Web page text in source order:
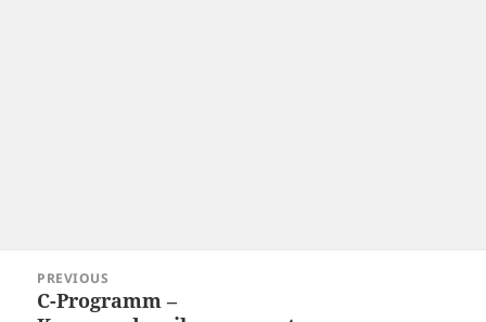
navigation
PREVIOUS
Previous
C-Programm –